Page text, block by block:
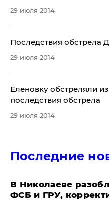
29 июля 2014
Последствия обстрела
29 июля 2014
Еленовку обстреляли
последствия обстрела
29 июля 2014
Последние
В Николаеве
ФСБ и ГРУ,